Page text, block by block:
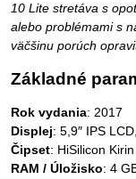
10 Lite stretáva s
alebo problémami s
väčšinu porúch
Základné
Rok vydania: 2017
Displej: 5,9″ IPS
Čipset: HiSilicon
RAM / Úložisko: 4